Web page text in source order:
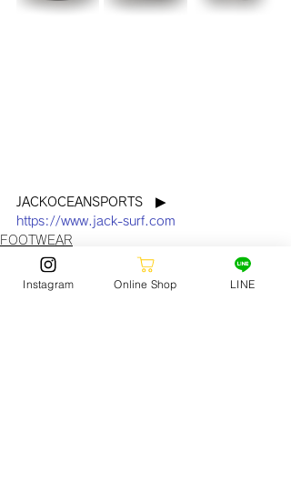
JACKOCEANSPORTS　▶︎
https://www.jack-surf.com
FOOTWEAR
Instagram Online Shop LINE